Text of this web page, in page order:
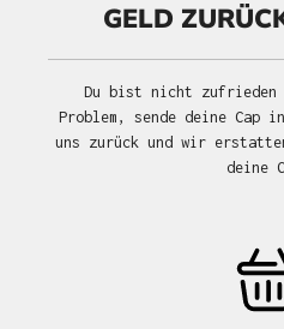
GELD
Du bist nicht zufrieden
Problem, sende deine Cap
uns zurück und wir
deine